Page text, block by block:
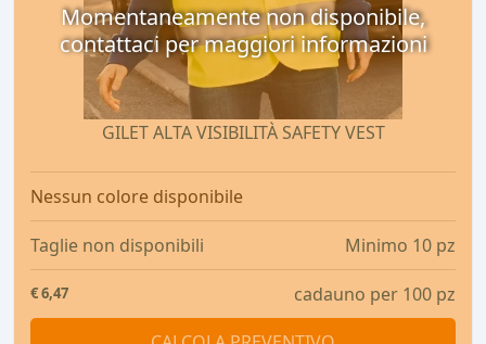
Momentaneamente non disponibile,
contattaci per maggiori informazioni
GILET ALTA VISIBILITÀ SAFETY VEST
Nessun colore disponibile
Taglie non disponibili Minimo 10 pz
€6,47
cadauno per 100 pz